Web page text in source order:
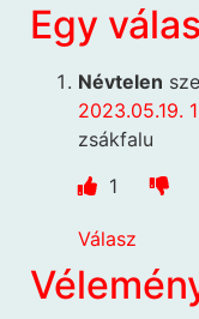
Egy
Névtelen
2023.05.19.
zsákfalu
1
Válasz